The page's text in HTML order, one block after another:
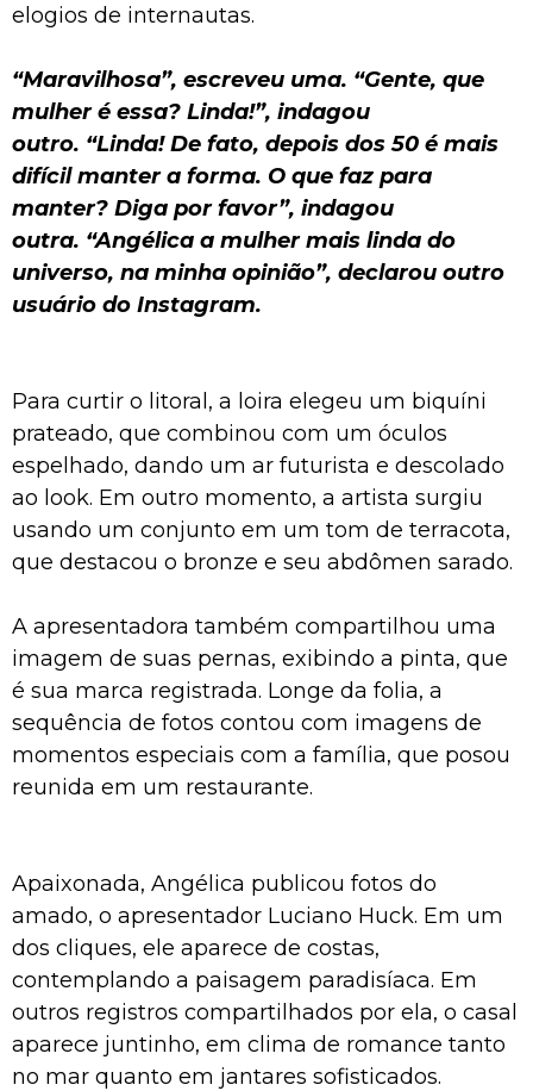
elogios de internautas.
“Maravilhosa”, escreveu uma. “Gente, que
mulher é essa? Linda!”, indagou
outro. “Linda! De fato, depois dos 50 é mais
difícil manter a forma. O que faz para
manter? Diga por favor”, indagou
outra. “Angélica a mulher mais linda do
universo, na minha opinião”, declarou outro
usuário do Instagram.
Para curtir o litoral, a loira elegeu um biquíni
prateado, que combinou com um óculos
espelhado, dando um ar futurista e descolado
ao look. Em outro momento, a artista surgiu
usando um conjunto em um tom de terracota,
que destacou o bronze e seu abdômen sarado.
A apresentadora também compartilhou uma
imagem de suas pernas, exibindo a pinta, que
é sua marca registrada. Longe da folia, a
sequência de fotos contou com imagens de
momentos especiais com a família, que posou
reunida em um restaurante.
Apaixonada, Angélica publicou fotos do
amado, o apresentador Luciano Huck. Em um
dos cliques, ele aparece de costas,
contemplando a paisagem paradisíaca. Em
outros registros compartilhados por ela, o casal
aparece juntinho, em clima de romance tanto
no mar quanto em jantares sofisticados.